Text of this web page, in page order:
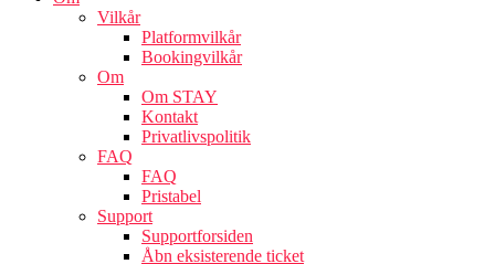
Vilkår
Platformvilkår
Bookingvilkår
Om
Om STAY
Kontakt
Privatlivspolitik
FAQ
FAQ
Pristabel
Support
Supportforsiden
Åbn eksisterende ticket